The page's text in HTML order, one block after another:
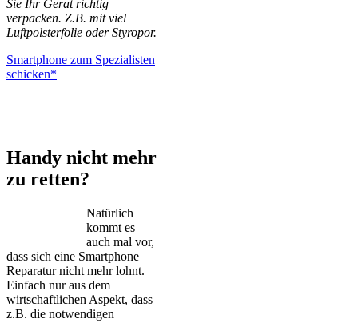
Sie Ihr Gerät richtig
verpacken. Z.B. mit viel
Luftpolsterfolie oder Styropor.
Smartphone zum Spezialisten
schicken*
Handy nicht mehr
zu retten?
Natürlich
kommt es
auch mal vor,
dass sich eine Smartphone
Reparatur nicht mehr lohnt.
Einfach nur aus dem
wirtschaftlichen Aspekt, dass
z.B. die notwendigen